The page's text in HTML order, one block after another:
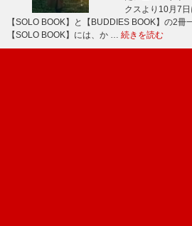
クスより10月7
【SOLO BOOK】と【BUDDIES BOOK】の2冊
【SOLO BOOK】には、か … 続きを読む